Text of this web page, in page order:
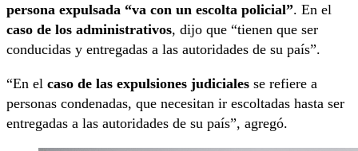
persona expulsada “va con un escolta policial”. En el
caso de los administrativos, dijo que “tienen que ser
conducidas y entregadas a las autoridades de su país”.
“En el caso de las expulsiones judiciales se refiere a
personas condenadas, que necesitan ir escoltadas hasta ser
entregadas a las autoridades de su país”, agregó.